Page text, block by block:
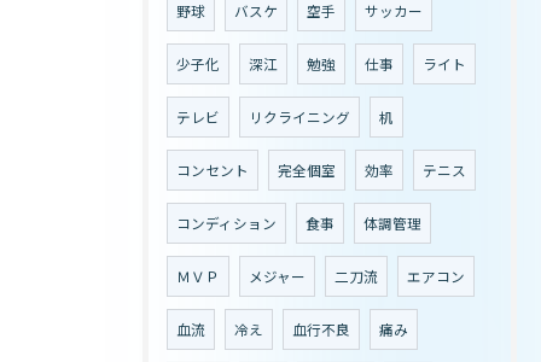
野球 バスケ 空手 サッカー
少子化 深江 勉強 仕事 ライト
テレビ リクライニング 机
コンセント 完全個室 効率 テニス
コンディション 食事 体調管理
ＭＶＰ メジャー 二刀流 エアコン
血流 冷え 血行不良 痛み